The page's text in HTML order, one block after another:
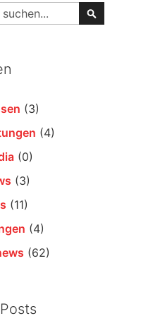
(3)
(4)
(0)
(3)
(11)
(4)
(62)